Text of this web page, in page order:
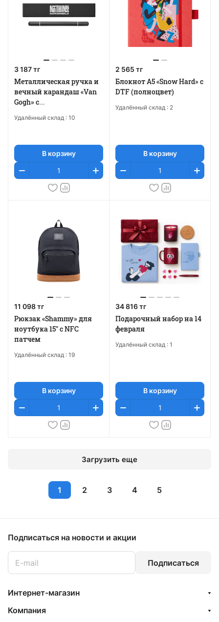
3 187 тг
Металлическая ручка и
вечный карандаш «Van
Gogh» с
Удалённый склад : 10
В корзину
2 565 тг
Блокнот А5 «Snow Hard» с
DTF (полноцвет)
Удалённый склад : 2
В корзину
11 098 тг
Рюкзак «Shammy» для
ноутбука 15" с NFC
патчем
Удалённый склад : 19
В корзину
34 816 тг
Подарочный набор на 14
февраля
Удалённый склад : 1
В корзину
Загрузить еще
1 2 3 4 5
Подписаться на новости и акции
Подписаться
Интернет-магазин
Компания